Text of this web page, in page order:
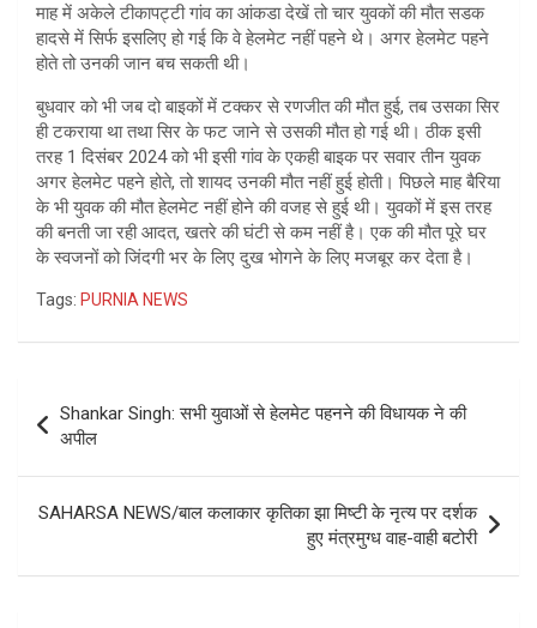
माह में अकेले टीकापट्टी गांव का आंकडा देखें तो चार युवकों की मौत सडक
हादसे में सिर्फ इसलिए हो गई कि वे हेलमेट नहीं पहने थे। अगर हेलमेट पहने
होते तो उनकी जान बच सकती थी।
बुधवार को भी जब दो बाइकों में टक्कर से रणजीत की मौत हुई, तब उसका सिर
ही टकराया था तथा सिर के फट जाने से उसकी मौत हो गई थी। ठीक इसी
तरह 1 दिसंबर 2024 को भी इसी गांव के एकही बाइक पर सवार तीन युवक
अगर हेलमेट पहने होते, तो शायद उनकी मौत नहीं हुई होती। पिछले माह बैरिया
के भी युवक की मौत हेलमेट नहीं होने की वजह से हुई थी। युवकों में इस तरह
की बनती जा रही आदत, खतरे की घंटी से कम नहीं है। एक की मौत पूरे घर
के स्वजनों को जिंदगी भर के लिए दुख भोगने के लिए मजबूर कर देता है।
Tags: PURNIA NEWS
navigation
Shankar Singh: सभी युवाओं से हेलमेट पहनने की विधायक ने की
अपील
SAHARSA NEWS/बाल कलाकार कृतिका झा मिष्टी के नृत्य पर दर्शक
हुए मंत्रमुग्ध वाह-वाही बटोरी